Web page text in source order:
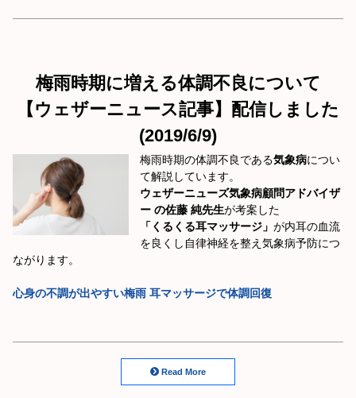
梅雨時期に増える体調不良について
【ウェザーニュース記事】配信しました
(2019/6/9)
梅雨時期の体調不良である気象病につい
て解説しています。
ウェザーニューズ気象病顧問アドバイザ
ー の佐藤 純先生が考案した
「くるくる耳マッサージ」 が内耳の血流
を良くし自律神経を整え気象病予防につ
ながります。
心身の不調が出やすい梅雨 耳マッサージで体調回復
Read More